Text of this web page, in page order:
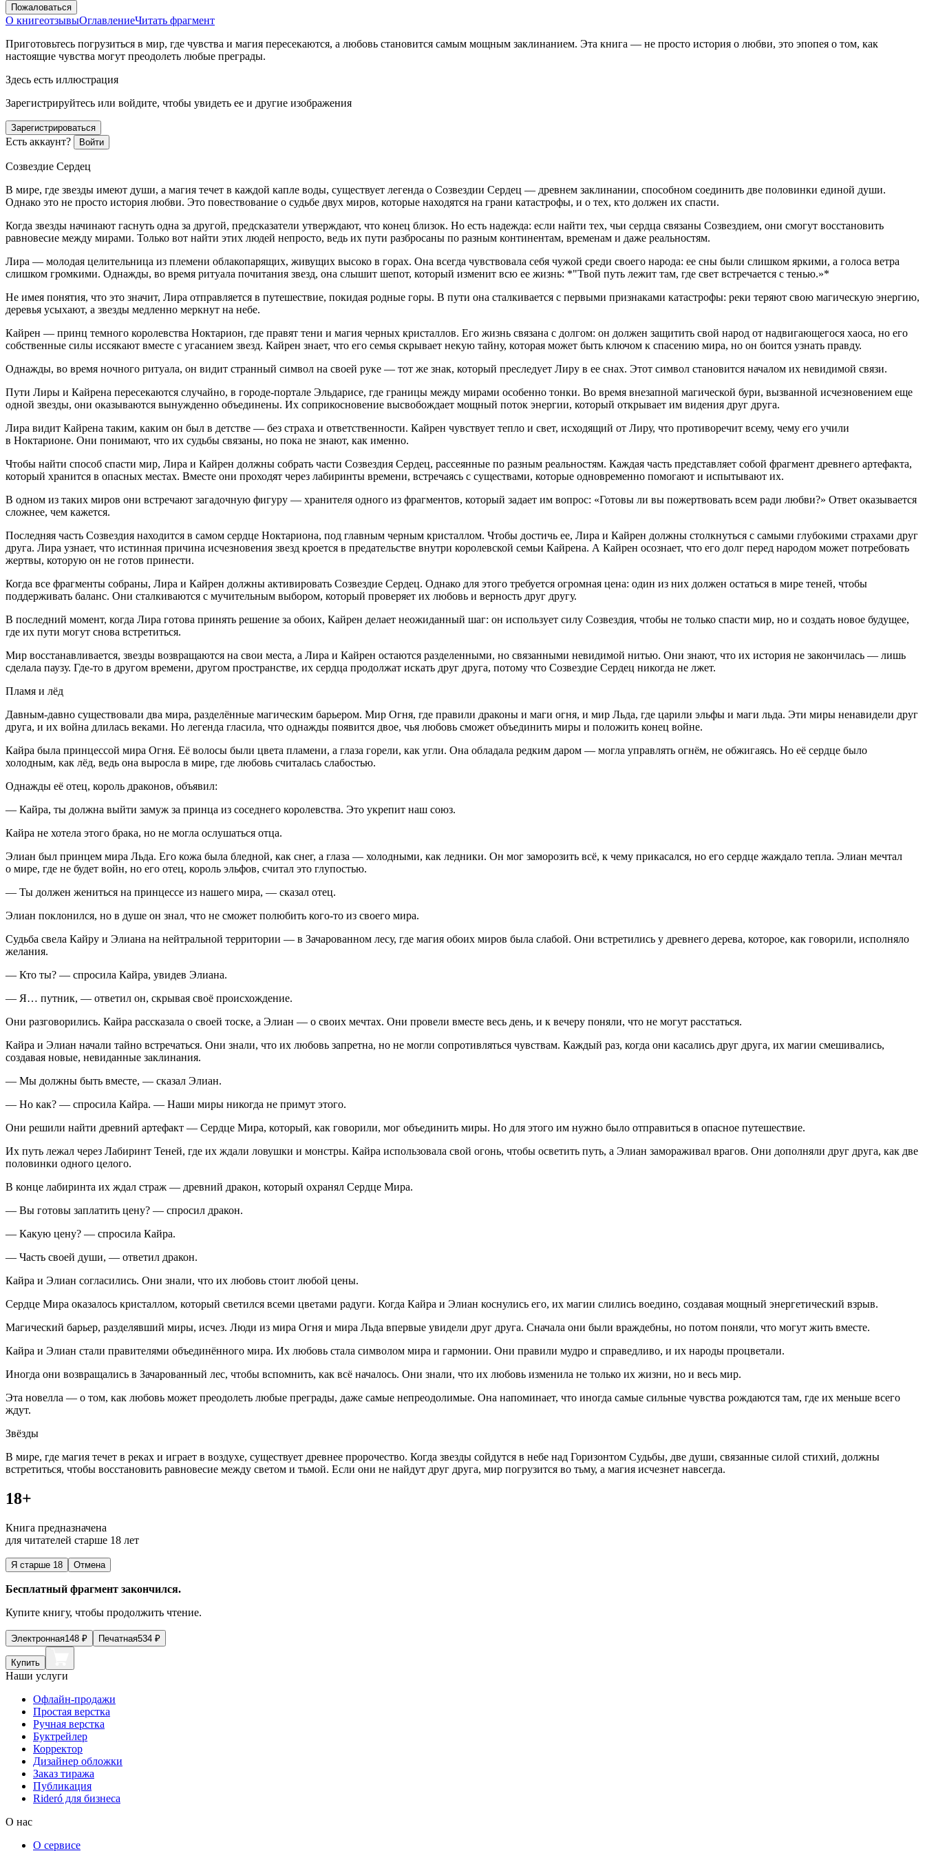
Пожаловаться
О книгеотзывыОглавлениеЧитать фрагмент
Приготовьтесь погрузиться в мир, где чувства и магия пересекаются, а любовь становится самым мощным заклинанием. Эта книга — не просто история о любви, это эпопея о том, как
настоящие чувства могут преодолеть любые преграды.
Здесь есть иллюстрация
Зарегистрируйтесь или войдите, чтобы увидеть ее и другие изображения
Зарегистрироваться
Есть аккаунт? Войти
Созвездие Сердец
В мире, где звезды имеют души, а магия течет в каждой капле воды, существует легенда о Созвездии Сердец — древнем заклинании, способном соединить две половинки единой души.
Однако это не просто история любви. Это повествование о судьбе двух миров, которые находятся на грани катастрофы, и о тех, кто должен их спасти.
Когда звезды начинают гаснуть одна за другой, предсказатели утверждают, что конец близок. Но есть надежда: если найти тех, чьи сердца связаны Созвездием, они смогут восстановить
равновесие между мирами. Только вот найти этих людей непросто, ведь их пути разбросаны по разным континентам, временам и даже реальностям.
Лира — молодая целительница из племени облакопарящих, живущих высоко в горах. Она всегда чувствовала себя чужой среди своего народа: ее сны были слишком яркими, а голоса ветра
слишком громкими. Однажды, во время ритуала почитания звезд, она слышит шепот, который изменит всю ее жизнь: *"Твой путь лежит там, где свет встречается с тенью.»*
Не имея понятия, что это значит, Лира отправляется в путешествие, покидая родные горы. В пути она сталкивается с первыми признаками катастрофы: реки теряют свою магическую энергию,
деревья усыхают, а звезды медленно меркнут на небе.
Кайрен — принц темного королевства Ноктарион, где правят тени и магия черных кристаллов. Его жизнь связана с долгом: он должен защитить свой народ от надвигающегося хаоса, но его
собственные силы иссякают вместе с угасанием звезд. Кайрен знает, что его семья скрывает некую тайну, которая может быть ключом к спасению мира, но он боится узнать правду.
Однажды, во время ночного ритуала, он видит странный символ на своей руке — тот же знак, который преследует Лиру в ее снах. Этот символ становится началом их невидимой связи.
Пути Лиры и Кайрена пересекаются случайно, в городе-портале Эльдарисе, где границы между мирами особенно тонки. Во время внезапной магической бури, вызванной исчезновением еще
одной звезды, они оказываются вынужденно объединены. Их соприкосновение высвобождает мощный поток энергии, который открывает им видения друг друга.
Лира видит Кайрена таким, каким он был в детстве — без страха и ответственности. Кайрен чувствует тепло и свет, исходящий от Лиру, что противоречит всему, чему его учили
в Ноктарионе. Они понимают, что их судьбы связаны, но пока не знают, как именно.
Чтобы найти способ спасти мир, Лира и Кайрен должны собрать части Созвездия Сердец, рассеянные по разным реальностям. Каждая часть представляет собой фрагмент древнего артефакта,
который хранится в опасных местах. Вместе они проходят через лабиринты времени, встречаясь с существами, которые одновременно помогают и испытывают их.
В одном из таких миров они встречают загадочную фигуру — хранителя одного из фрагментов, который задает им вопрос: «Готовы ли вы пожертвовать всем ради любви?» Ответ оказывается
сложнее, чем кажется.
Последняя часть Созвездия находится в самом сердце Ноктариона, под главным черным кристаллом. Чтобы достичь ее, Лира и Кайрен должны столкнуться с самыми глубокими страхами друг
друга. Лира узнает, что истинная причина исчезновения звезд кроется в предательстве внутри королевской семьи Кайрена. А Кайрен осознает, что его долг перед народом может потребовать
жертвы, которую он не готов принести.
Когда все фрагменты собраны, Лира и Кайрен должны активировать Созвездие Сердец. Однако для этого требуется огромная цена: один из них должен остаться в мире теней, чтобы
поддерживать баланс. Они сталкиваются с мучительным выбором, который проверяет их любовь и верность друг другу.
В последний момент, когда Лира готова принять решение за обоих, Кайрен делает неожиданный шаг: он использует силу Созвездия, чтобы не только спасти мир, но и создать новое будущее,
где их пути могут снова встретиться.
Мир восстанавливается, звезды возвращаются на свои места, а Лира и Кайрен остаются разделенными, но связанными невидимой нитью. Они знают, что их история не закончилась — лишь
сделала паузу. Где-то в другом времени, другом пространстве, их сердца продолжат искать друг друга, потому что Созвездие Сердец никогда не лжет.
Пламя и лёд
Давным-давно существовали два мира, разделённые магическим барьером. Мир Огня, где правили драконы и маги огня, и мир Льда, где царили эльфы и маги льда. Эти миры ненавидели друг
друга, и их война длилась веками. Но легенда гласила, что однажды появится двое, чья любовь сможет объединить миры и положить конец войне.
Кайра была принцессой мира Огня. Её волосы были цвета пламени, а глаза горели, как угли. Она обладала редким даром — могла управлять огнём, не обжигаясь. Но её сердце было
холодным, как лёд, ведь она выросла в мире, где любовь считалась слабостью.
Однажды её отец, король драконов, объявил:
— Кайра, ты должна выйти замуж за принца из соседнего королевства. Это укрепит наш союз.
Кайра не хотела этого брака, но не могла ослушаться отца.
Элиан был принцем мира Льда. Его кожа была бледной, как снег, а глаза — холодными, как ледники. Он мог заморозить всё, к чему прикасался, но его сердце жаждало тепла. Элиан мечтал
о мире, где не будет войн, но его отец, король эльфов, считал это глупостью.
— Ты должен жениться на принцессе из нашего мира, — сказал отец.
Элиан поклонился, но в душе он знал, что не сможет полюбить кого-то из своего мира.
Судьба свела Кайру и Элиана на нейтральной территории — в Зачарованном лесу, где магия обоих миров была слабой. Они встретились у древнего дерева, которое, как говорили, исполняло
желания.
— Кто ты? — спросила Кайра, увидев Элиана.
— Я… путник, — ответил он, скрывая своё происхождение.
Они разговорились. Кайра рассказала о своей тоске, а Элиан — о своих мечтах. Они провели вместе весь день, и к вечеру поняли, что не могут расстаться.
Кайра и Элиан начали тайно встречаться. Они знали, что их любовь запретна, но не могли сопротивляться чувствам. Каждый раз, когда они касались друг друга, их магии смешивались,
создавая новые, невиданные заклинания.
— Мы должны быть вместе, — сказал Элиан.
— Но как? — спросила Кайра. — Наши миры никогда не примут этого.
Они решили найти древний артефакт — Сердце Мира, который, как говорили, мог объединить миры. Но для этого им нужно было отправиться в опасное путешествие.
Их путь лежал через Лабиринт Теней, где их ждали ловушки и монстры. Кайра использовала свой огонь, чтобы осветить путь, а Элиан замораживал врагов. Они дополняли друг друга, как две
половинки одного целого.
В конце лабиринта их ждал страж — древний дракон, который охранял Сердце Мира.
— Вы готовы заплатить цену? — спросил дракон.
— Какую цену? — спросила Кайра.
— Часть своей души, — ответил дракон.
Кайра и Элиан согласились. Они знали, что их любовь стоит любой цены.
Сердце Мира оказалось кристаллом, который светился всеми цветами радуги. Когда Кайра и Элиан коснулись его, их магии слились воедино, создавая мощный энергетический взрыв.
Магический барьер, разделявший миры, исчез. Люди из мира Огня и мира Льда впервые увидели друг друга. Сначала они были враждебны, но потом поняли, что могут жить вместе.
Кайра и Элиан стали правителями объединённого мира. Их любовь стала символом мира и гармонии. Они правили мудро и справедливо, и их народы процветали.
Иногда они возвращались в Зачарованный лес, чтобы вспомнить, как всё началось. Они знали, что их любовь изменила не только их жизни, но и весь мир.
Эта новелла — о том, как любовь может преодолеть любые преграды, даже самые непреодолимые. Она напоминает, что иногда самые сильные чувства рождаются там, где их меньше всего
ждут.
Звёзды
В мире, где магия течет в реках и играет в воздухе, существует древнее пророчество. Когда звезды сойдутся в небе над Горизонтом Судьбы, две души, связанные силой стихий, должны
встретиться, чтобы восстановить равновесие между светом и тьмой. Если они не найдут друг друга, мир погрузится во тьму, а магия исчезнет навсегда.
18+
Книга предназначена
для читателей старше 18 лет
Я старше 18 Отмена
Бесплатный фрагмент закончился.
Купите книгу, чтобы продолжить чтение.
Электронная148 ₽ Печатная534 ₽
Купить
Наши услуги
Офлайн-продажи
Простая верстка
Ручная верстка
Буктрейлер
Корректор
Дизайнер обложки
Заказ тиража
Публикация
Rideró для бизнеса
О нас
О сервисе